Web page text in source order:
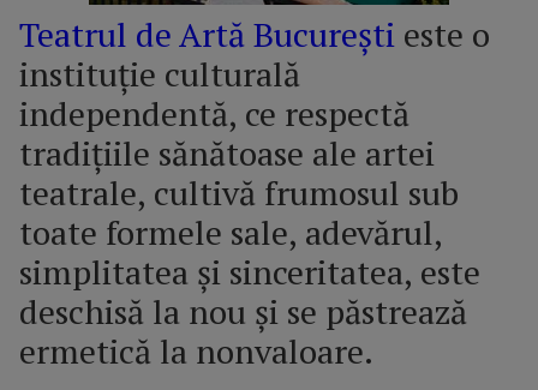
Teatrul de Artă București este o
instituție culturală
independentă, ce respectă
tradițiile sănătoase ale artei
teatrale, cultivă frumosul sub
toate formele sale, adevărul,
simplitatea și sinceritatea, este
deschisă la nou și se păstrează
ermetică la nonvaloare.